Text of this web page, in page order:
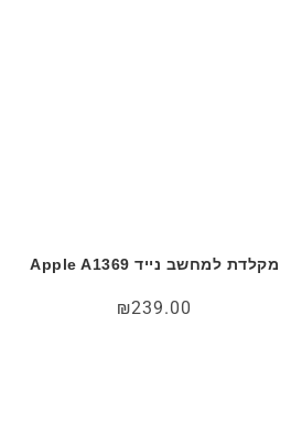
מקלדת למחשב נייד Apple A1369
₪239.00